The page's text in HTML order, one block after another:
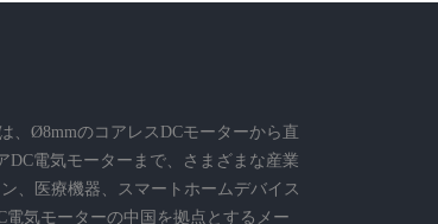
、Ø8mmのコアレスDCモーターから直
DC電気モーターまで、さまざまな産業
、医療機器、スマートホームデバイス
電気モーターの中国を拠点とするメー